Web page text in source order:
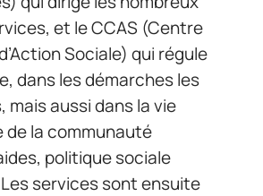
et le CCAS (Centre
Sociale) qui régule
dans les démarches les
mais aussi dans la vie
de la communauté
politique sociale
services sont ensuite